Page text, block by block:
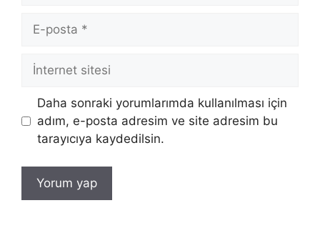
posta
İnternet
Daha sonraki yorumlarımda kullanılması için
adım, e-posta adresim ve site adresim bu
tarayıcıya kaydedilsin.